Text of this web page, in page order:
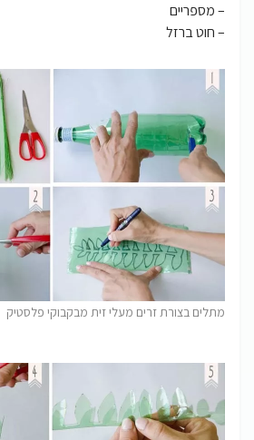
– מספריים
– חוט ברזל
מתלים בצורת זרים מעלי זית מבקבוקי פלסטיק